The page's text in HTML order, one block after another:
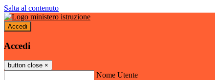
Salta al contenuto
Accedi
Accedi
button close ×
Nome Utente